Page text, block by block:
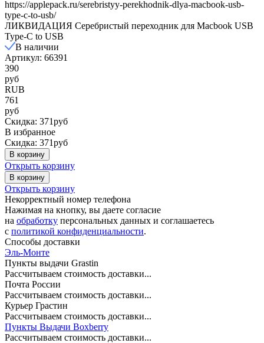
https://applepack.ru/serebristyy-perekhodnik-dlya-macbook-usb-
type-c-to-usb/
ЛИКВИДАЦИЯ Серебристый переходник для Macbook USB
Type-C to USB
В наличии
Артикул: 66391
390
руб
RUB
761
руб
Скидка: 371руб
В избранное
Скидка: 371руб
В корзину
Открыть корзину
В корзину
Открыть корзину
Некорректный номер телефона
Нажимая на кнопку, вы даете согласие
на обработку персональных данных и соглашаетесь
c политикой конфиденциальности.
Способы доставки
Эль-Монте
Пункты выдачи Grastin
Рассчитываем стоимость доставки...
Почта России
Рассчитываем стоимость доставки...
Курьер Грастин
Рассчитываем стоимость доставки...
Пункты Выдачи Boxberry
Рассчитываем стоимость доставки...